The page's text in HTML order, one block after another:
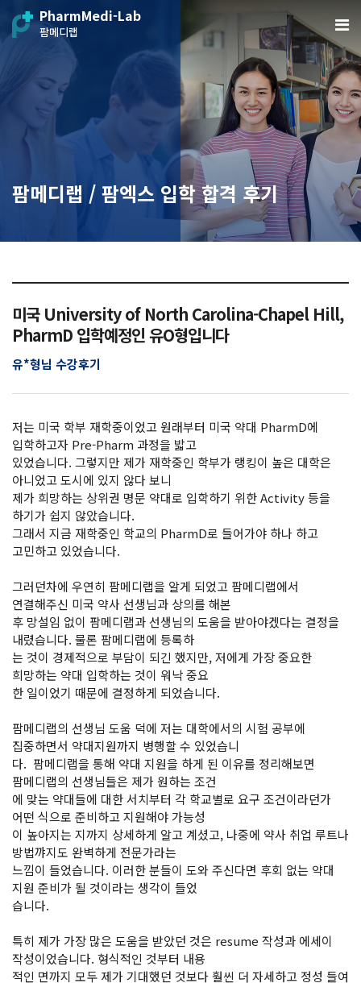
PharmMedi-Lab
팜메디랩
팜메디랩 / 팜엑스 입학 합격 후기
미국 University of North Carolina-Chapel Hill,
PharmD 입학예정인 유O형입니다
유*형님 수강후기
저는 미국 학부 재학중이었고 원래부터 미국 약대 PharmD에
입학하고자 Pre-Pharm 과정을 밟고
있었습니다. 그렇지만 제가 재학중인 학부가 랭킹이 높은 대학은
아니었고 도시에 있지 않다 보니
제가 희망하는 상위권 명문 약대로 입학하기 위한 Activity 등을
하기가 쉽지 않았습니다.
그래서 지금 재학중인 학교의 PharmD로 들어가야 하나 하고
고민하고 있었습니다.
그러던차에 우연히 팜메디랩을 알게 되었고 팜메디랩에서
연결해주신 미국 약사 선생님과 상의를 해본
후 망설임 없이 팜메디랩과 선생님의 도움을 받아야겠다는 결정을
내렸습니다. 물론 팜메디랩에 등록하
는 것이 경제적으로 부담이 되긴 했지만, 저에게 가장 중요한
희망하는 약대 입학하는 것이 워낙 중요
한 일이었기 때문에 결정하게 되었습니다.
팜메디랩의 선생님 도움 덕에 저는 대학에서의 시험 공부에
집중하면서 약대지원까지 병행할 수 있었습니
다. 팜메디랩을 통해 약대 지원을 하게 된 이유를 정리해보면
팜메디랩의 선생님들은 제가 원하는 조건
에 맞는 약대들에 대한 서치부터 각 학교별로 요구 조건이라던가
어떤 식으로 준비하고 지원해야 가능성
이 높아지는 지까지 상세하게 알고 계셨고, 나중에 약사 취업 루트나
방법꺄지도 완벽하게 전문가라는
느낌이 들었습니다. 이러한 분들이 도와 주신다면 후회 없는 약대
지원 준비가 될 것이라는 생각이 들었
습니다.
특히 제가 가장 많은 도움을 받았던 것은 resume 작성과 에세이
작성이었습니다. 형식적인 것부터 내용
적인 면까지 모두 제가 기대했던 것보다 훨씬 더 자세하고 정성 들여